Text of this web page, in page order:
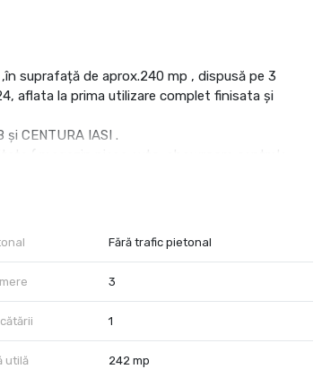
suprafață de aprox.240 mp , dispusă pe 3
aflata la prima utilizare complet finisata și
CENTURA IASI .
( magazin piese auto, showroom centrale
, tâmplărie tripan, izolație
pana la 10-15) .
ETAJE)
Fără trafic pietonal
3
1
utilă 242 mp